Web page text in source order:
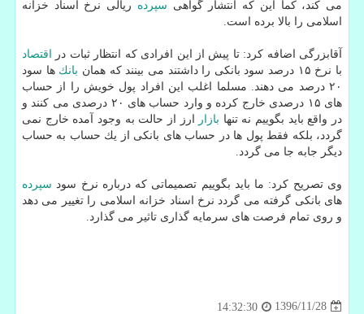
می كند، كما این كه انتشار گواهی سپرده ریالی نرخ اسناد خزانه
اسلامی را بالا برده است.
آقابزرگی اضافه كرد: تا پیش از این افرادی كه انتظار ثبات در
اقتصاد
با نرخ ۱۵ درصد سود بانكی را داشتند می بینند كه همان
بانك ها سود
۲۰ درصد می دهند. مسلما اغلب این افراد پول خویش را از حساب
های ۱۵ درصدی خارج كرده و وارد حساب های ۲۰ درصدی می كنند و
در واقع باید بگوییم نه تنها بازار
ارز از حالت به وجود آمده خارج نمی
گردد، بلكه فقط پول ها در حساب های بانكی از یك حساب به حساب
دیگر جابه جا می گردد.
وی تصریح كرد: ما باید بگوییم تصمیماتی كه درباره نرخ سود سپرده
های بانكی گرفته می گردد نرخ اسناد خزانه اسلامی را تغییر می دهد
و روی تمام فرصت های سرمایه گذاری تاثیر می گذارد.
1396/11/28
14:32:30